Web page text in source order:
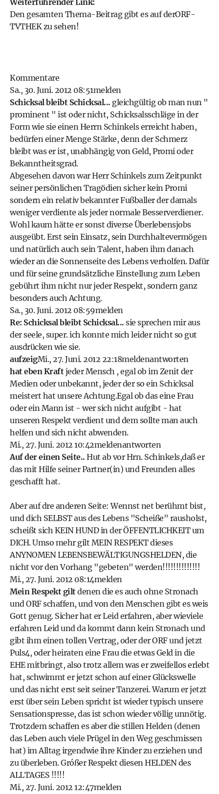
Weiterführender Link:
Den gesamten Thema-Beitrag gibt es auf derORF-
TVTHEKzu sehen!
Kommentare
Sa., 30. Juni. 2012 08:51melden
Schicksal bleibt Schicksal... gleichgültig ob man nun "
prominent " ist oder nicht, Schicksalsschläge in der
Form wie sie einen Herrn Schinkels erreicht haben,
bedürfen einer Menge Stärke, denn der Schmerz
bleibt was er ist, unabhängig von Geld, Promi oder
Bekanntheitsgrad.
Abgesehen davon war Herr Schinkels zum Zeitpunkt
seiner persönlichen Tragödien sicher kein Promi
sondern ein relativ bekannter Fußballer der damals
weniger verdiente als jeder normale Besserverdiener.
Wohl kaum hätte er sonst diverse Überlebensjobs
ausgeübt. Erst sein Einsatz, sein Durchhaltevermögen
und natürlich auch sein Talent, haben ihm danach
wieder an die Sonnenseite des Lebens verholfen. Dafür
und für seine grundsätzliche Einstellung zum Leben
gebührt ihm nicht nur jeder Respekt, sondern ganz
besonders auch Achtung.
Sa., 30. Juni. 2012 08:59melden
Re: Schicksal bleibt Schicksal... sie sprechen mir aus
der seele, super. ich konnte mich leider nicht so gut
ausdrücken wie sie.
aufzeigMi., 27. Juni. 2012 22:18meldenantworten
hat eben Kraftjeder Mensch , egal ob im Zenit der
Medien oder unbekannt, jeder der so ein Schicksal
meistert hat unsere Achtung.Egal ob das eine Frau
oder ein Mann ist - wer sich nicht aufgibt - hat
unseren Respekt verdient und dem sollte man auch
helfen und sich nicht abwenden.
Mi., 27. Juni. 2012 10:42meldenantworten
Auf der einen Seite.. Hut ab vor Hrn. Schinkels,daß er
das mit Hilfe seiner Partner(in) und Freunden alles
geschafft hat.
Aber auf dre anderen Seite: Wennst net berühmt bist,
und dich SELBST aus des Lebens "Scheiße" rausholst,
scheißt sich KEIN HUND in der ÖFFENTLICHKEIT um
DICH. Umso mehr gilt MEIN RESPEKT dieses
ANYNOMEN LEBENSBEWÄLTIGUNGSHELDEN, die
nicht vor den Vorhang "gebeten" werden!!!!!!!!!!!!!!
Mi., 27. Juni. 2012 08:14melden
Mein Respekt giltdenen die es auch ohne Stronach
und ORF schaffen, und von den Menschen gibt es weis
Gott genug. Sicher hat er Leid erfahren, aber wieviele
erfahren Leid und da kommt dann kein Stronach und
gibt ihm einen tollen Vertrag, oder der ORF und jetzt
Puls4, oder heiraten eine Frau die etwas Geld in die
EHE mitbringt, also trotz allem was er zweifellos erlebt
hat, schwimmt er jetzt schon auf einer Glückswelle
und das nicht erst seit seiner Tanzerei. Warum er jetzt
erst über sein Leben spricht ist wieder typisch unsere
Sensationspresse, das ist schon wieder völlig unnötig.
Trotzdem schaffen es aber die stillen Helden (denen
das Leben auch viele Prügel in den Weg geschmissen
hat) im Alltag irgendwie ihre Kinder zu erziehen und
zu überleben. Gróßer Respekt diesen HELDEN des
ALLTAGES !!!!!
Mi., 27. Juni. 2012 12:47melden